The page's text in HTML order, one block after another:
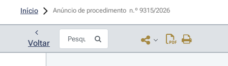
Início Anúncio de procedimento  n.º 9315/2026
Voltar